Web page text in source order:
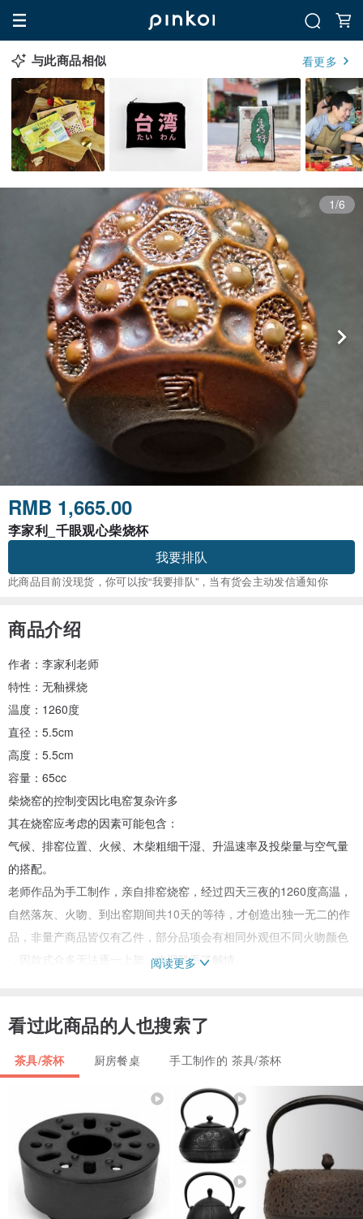
与此商品相似 看更多
1/6
RMB 1,665.00
李家利_千眼观心柴烧杯
我要排队
此商品目前没现货，你可以按“我要排队”，当有货会主动发信通知你
商品介绍
作者：李家利老师
特性：无釉裸烧
温度：1260度
直径：5.5cm
高度：5.5cm
容量：65cc
柴烧窑的控制变因比电窑复杂许多
其在烧窑应考虑的因素可能包含：
气候、排窑位置、火候、木柴粗细干湿、升温速率及投柴量与空气量
的搭配。
老师作品为手工制作，亲自排窑烧窑，经过四天三夜的1260度高温，
自然落灰、火吻、到出窑期间共10天的等待，才创造出独一无二的作
品，非量产商品皆仅有乙件，部分品项会有相同外观但不同火吻颜色
，因款式众多无法逐一上架，欢迎联系了解情。
●手工制作之作品会有制作过程中留下的火吻痕迹，裂纹质感、微量气
●每件作品为实品拍摄，每台手机与电脑屏幕颜色呈现皆有些许色差，
如有相关疑虑欢迎与设计馆联系询问。
●照片未经修图调色，只为呈现最原始色泽，每个柴烧作品加上自然落
灰的蕴染，开片的部分及呈现的色泽皆不同，也因此，此柴烧在这世
上仅有此ㄧ物。
●本公司售出商品皆提供安全包装，收到商品后请尽快拆包检查，若有
问题请第一时间与设计馆联系，将尽快为您服务。
阅读更多
看过此商品的人也搜索了
茶具/茶杯 厨房餐桌 手工制作的 茶具/茶杯